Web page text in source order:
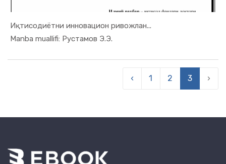
Иқтисодиётни инновацион ривожлан...
Manba muallifi: Рустамов Э.Э.
In Demogra...
‹ 1 2 3 ›